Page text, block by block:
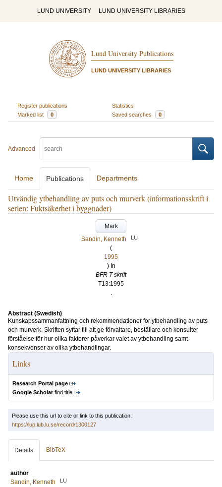
LUND UNIVERSITY LUND UNIVERSITY LIBRARIES
Lund University Publications
LUND UNIVERSITY LIBRARIES
Register publications
Statistics
Marked list
0 Saved searches 0
Advanced
Home Publications Departments
Utvändig ytbehandling av puts och murverk (informationsskrift i
serien: Fuktsäkerhet i byggnader)
Mark
Sandin, Kenneth
LU
(
1995
) In
BFR T-skrift
T13:1995
.
Abstract (Swedish)
Kunskapssammanfattning och rekommendationer för ytbehandling av puts
och murverk. Skriften syftar till att ge förvaltare, beställare och konsulter
förståelse för hur olika faktorer påverkar valet av ytbehandling samt
konsekvenser av olika ytbehandlingar.
Links
Research Portal page
Google Scholarfind title
Please use this url to cite or link to this publication:
https://lup.lub.lu.se/record/1300127
Details BibTeX
author
Sandin, Kenneth
LU